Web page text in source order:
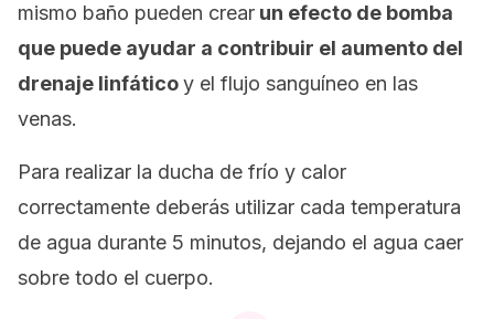
mismo baño pueden crear un efecto de bomba
que puede ayudar a contribuir el aumento del
drenaje linfáticoy el flujo sanguíneo en las
venas.
Para realizar la ducha de frío y calor
correctamente deberás utilizar cada temperatura
de agua durante 5 minutos, dejando el agua caer
sobre todo el cuerpo.